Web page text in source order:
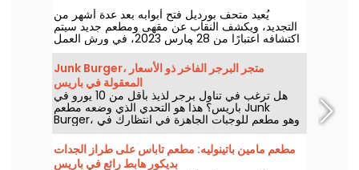
يُعيد متحف بورديل فتح أبوابه بعد عدة أشهر من
التجديد، ويكشف النقاب عن مقهى ومطعم جديد سيتم
اكتشافه اعتبارًا من 28 مارس 2023، في ورش العمل
السابقة للنحات الشهير. أُطلق على هذا المكان اسم "لو
روديا" تكريماً لابنة أنطوان بورديل، ويعد هذا المكان
Junk Burger، متجر البرجر الفاخر ذو الأسعار
المعقولة في باريس
هل ترغب في تناول برجر لذيذ بأقل من 10 يورو في
باريس؟ هذا هو التحدي الذي وضعه مطعم Junk
Burger، وهو مطعم للوجبات الجاهزة في انتظارك في
شارع مونمارتر الشهير. مثالي لتناول وجبة أثناء تجولك
مطعم مامين باتينوليه: مطعم تاباس على طراز الجدات
بديكور هابط رائع في باريس